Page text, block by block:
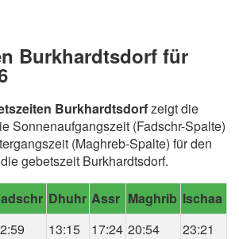
Burkhardtsdorf für
Burkhardtsdorfzeigt die
Sonnenaufgangszeit (Fadschr-Spalte)
(Maghreb-Spalte) für den
gebetszeit Burkhardtsdorf.
Dhuhr Assr Maghrib Ischaa
13:15 17:24 20:54
23:21